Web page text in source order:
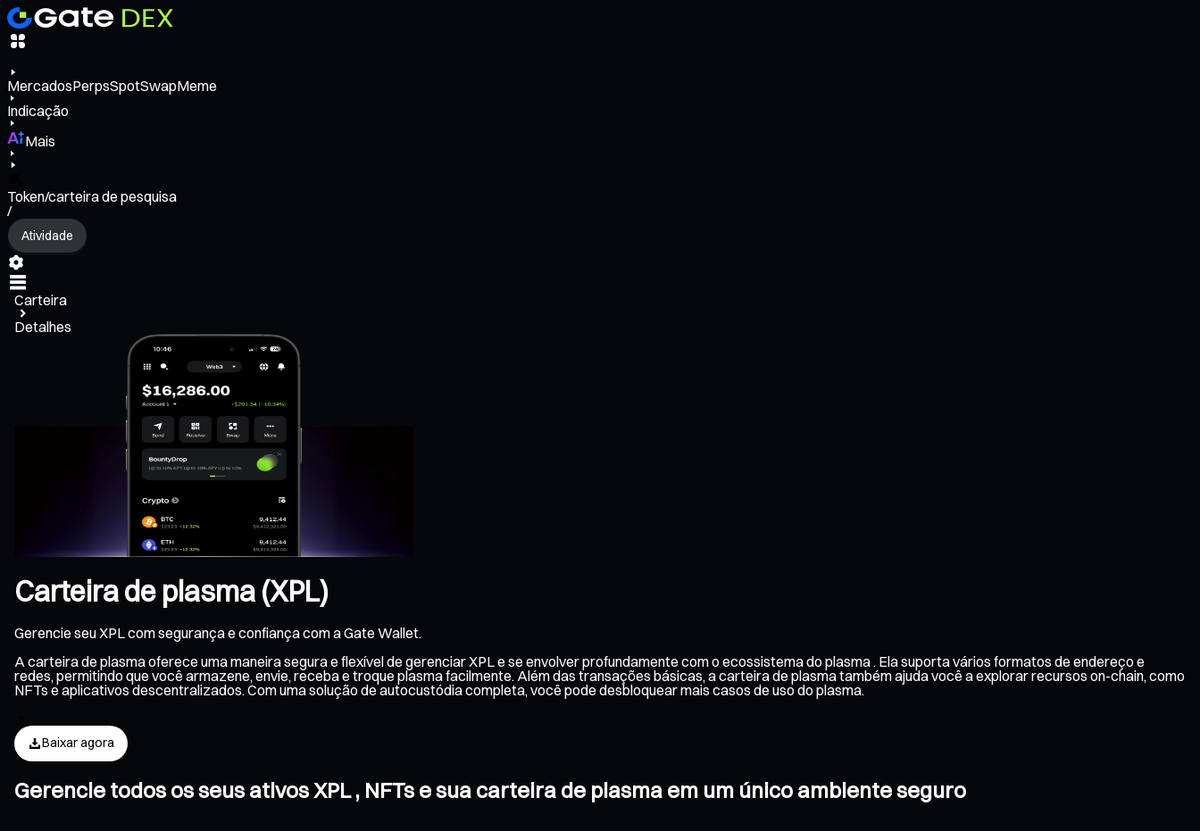
MercadosPerpsSpotSwapMeme
Indicação
Mais
Token/carteira de pesquisa
/
Atividade
Carteira
Detalhes
Carteira de plasma (XPL)
Gerencie seu XPL com segurança e confiança com a Gate Wallet.
A carteira de plasma oferece uma maneira segura e flexível de gerenciar XPL e se envolver profundamente com o ecossistema do plasma . Ela suporta vários formatos de endereço e
redes, permitindo que você armazene, envie, receba e troque plasma facilmente. Além das transações básicas, a carteira de plasma também ajuda você a explorar recursos on-chain, como
NFTs e aplicativos descentralizados. Com uma solução de autocustódia completa, você pode desbloquear mais casos de uso do plasma.
Baixar agora
Gerencie todos os seus ativos XPL , NFTs e sua carteira de plasma em um único ambiente seguro